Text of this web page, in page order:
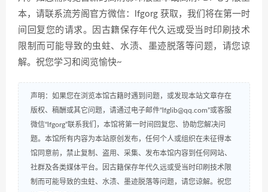
本，请联系流芳阁官方微信：lfgorg 获取，我们将在第一时
间回复您的请求。因古籍保存年代久远或受当时印刷技术
限制而可能导致的虫蛀、水渍、墨迹脱落等问题，请您谅
解。祝您学习和阅览愉快~
声明：如果您在浏览本馆古籍时遇到问题，或发现本站文章存在
版权、稿酬或其它问题，请通过电子邮件“lfglib@qq.com”或客服
微信“lfgorg”联系我们，本馆将第一时间回复您、协助您解决问
题。本馆所有内容为本站原创发布，任何个人或组织在未征得本
馆同意前，禁止复制、盗用、采集、发布本馆内容到任何网站、
社群及各类媒体平台。因古籍保存年代久远或受当时印刷技术限
制而可能导致的虫蛀、水渍、墨迹脱落等问题，请您谅解。祝您